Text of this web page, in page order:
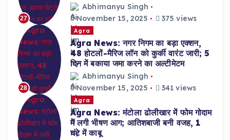
27
Abhimanyu Singh
November 15, 2025
375 views
28
Agra
Agra News: नगर निगम का बड़ा एक्शन,
48 होटलों-मैरिज लॉन को कुर्की वारंट जारी; 5
दिन में बकाया जमा करने का अल्टीमेटम
Abhimanyu Singh
November 15, 2025
341 views
Agra
Agra News: मंटोला ढोलीखार में फोम गोदाम
में लगी भीषण आग; आतिशबाजी बनी वजह, 1
घंटे में काबू